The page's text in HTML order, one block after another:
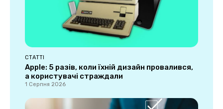
СТАТТІ
Apple: 5 разів, коли їхній дизайн провалився,
а користувачі страждали
1 Серпня 2026